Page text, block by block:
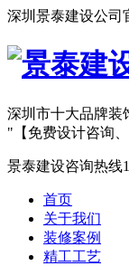
深圳景泰建设公司
深圳市十大品牌装
【免费设计咨询
景泰建设咨询热线
首页
关于我们
装修案例
精工工艺